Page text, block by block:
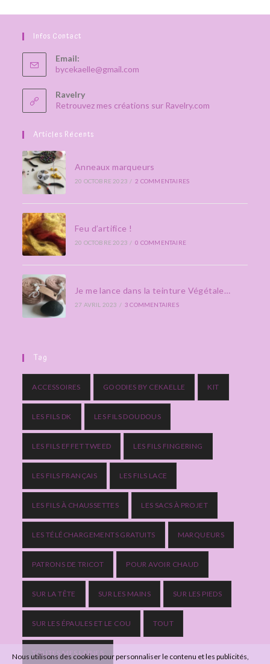
Infos Contact
Email:
bycekaelle@gmail.com
application
Ravelry
Retrouvez mes créations sur Ravelry.com
Articles Récents
Anneaux marqueurs
20 OCTOBRE 2023 / 2 COMMENTAIRES
Feu d’artifice !
20 OCTOBRE 2023 / 0 COMMENTAIRE
Je me lance dans la teinture Végétale…
27 AVRIL 2023 / 3 COMMENTAIRES
Tag
ACCESSOIRES GOODIES BY CEKAELLE KIT
LES FILS DK LES FILS DOUDOUS
LES FILS EFFET TWEED LES FILS FINGERING
LES FILS FRANÇAIS LES FILS LACE
LES FILS À CHAUSSETTES LES SACS À PROJET
LES TÉLÉCHARGEMENTS GRATUITS MARQUEURS
PATRONS DE TRICOT POUR AVOIR CHAUD
SUR LA TÊTE SUR LES MAINS SUR LES PIEDS
SUR LES ÉPAULES ET LE COU TOUT
TOUTES MES LAINES
Nous utilisons des cookies pour personnaliser le contenu et les publicités,